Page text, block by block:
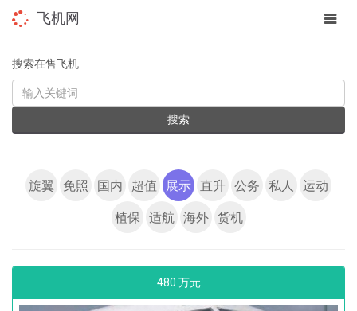
app
飞机网
搜索在售飞机
KEYWORD
搜索
旋翼 免照 国内 超值 展示 直升 公务 私人
运动
植保 适航 海外 货机
480 万元